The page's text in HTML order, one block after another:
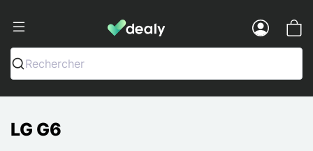
Dealy - Capas e acessórios para
Rechercher
LG G6